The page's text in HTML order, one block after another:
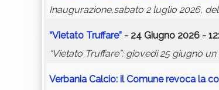
Inaugurazione,sabato 2 luglio 2026,
“Vietato Truffare” - 24 Giugno 2026 -
“Vietato Truffare”: giovedì 25 giugno
Verbania Calcio: il Comune revoca la